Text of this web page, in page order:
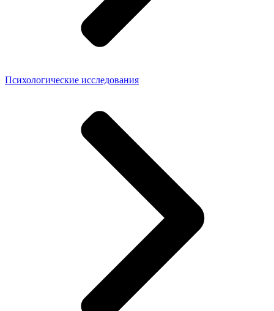
Психологические исследования